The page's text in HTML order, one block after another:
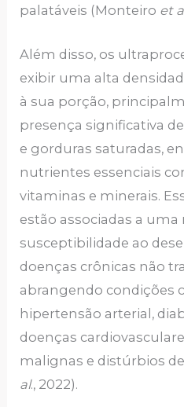
palatáveis (Monteiro et
Além disso, os
exibir uma alta
à sua porção,
presença significativa
e gorduras saturadas,
nutrientes essenciais
vitaminas e minerais.
estão associadas a uma
susceptibilidade ao
doenças crônicas não
abrangendo condições
hipertensão arterial,
doenças
malignas e distúrbios
al., 2022).